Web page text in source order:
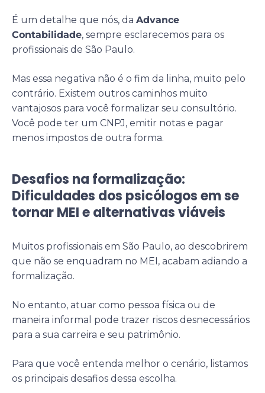
É um detalhe que nós, da Advance
Contabilidade, sempre esclarecemos para os
profissionais de São Paulo.
Mas essa negativa não é o fim da linha, muito pelo
contrário. Existem outros caminhos muito
vantajosos para você formalizar seu consultório.
Você pode ter um CNPJ, emitir notas e pagar
menos impostos de outra forma.
Desafios na formalização:
Dificuldades dos psicólogos em se
tornar MEI e alternativas viáveis
Muitos profissionais em São Paulo, ao descobrirem
que não se enquadram no MEI, acabam adiando a
formalização.
No entanto, atuar como pessoa física ou de
maneira informal pode trazer riscos desnecessários
para a sua carreira e seu patrimônio.
Para que você entenda melhor o cenário, listamos
os principais desafios dessa escolha.